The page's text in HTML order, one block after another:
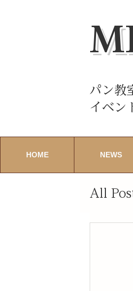
パン教
イベン
HOME NEWS
All
お